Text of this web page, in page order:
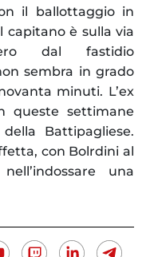
il ballottaggio in
capitano è sulla via
dal fastidio
sembra in grado
minuti. L’ex
queste settimane
Battipagliese.
con Bolrdini al
una